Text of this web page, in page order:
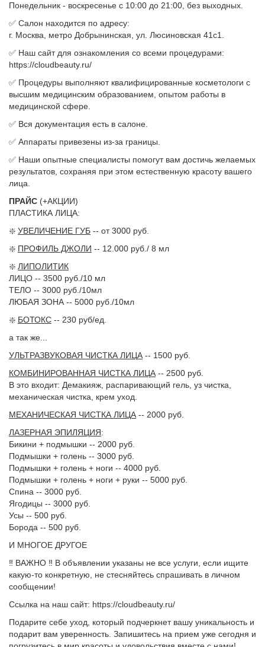
Понедельник - воскресенье с 10:00 до 21:00, без выходных.
✅ Салон находится по адресу:
г. Москва, метро Добрынинская, ул. Люсиновская 41с1.
✅ Наш сайт для ознакомления со всеми процедурами:
https://cloudbeauty.ru/
✅ Процедуры выполняют квалифицированные косметологи с
высшим медицинским образованием, опытом работы в
медицинской сфере.
✅ Вся документация есть в салоне.
✅ Аппараты привезены из-за границы.
✅ Наши опытные специалисты помогут вам достичь желаемых
результатов, сохраняя при этом естественную красоту вашего
лица.
ПРАЙС (+АКЦИИ)
ПЛАСТИКА ЛИЦА:
❇️ УВЕЛИЧЕНИЕ ГУБ -- от 3000 руб.
❇️ ПРОФИЛЬ ДЖОЛИ -- 12.000 руб./ 8 мл
❇️ ЛИПОЛИТИК
ЛИЦО -- 3500 руб./10 мл
ТЕЛО -- 3000 руб./10мл
ЛЮБАЯ ЗОНА -- 5000 руб./10мл
❇️ БОТОКС -- 230 руб/ед.
а так же...
УЛЬТРАЗВУКОВАЯ ЧИСТКА ЛИЦА -- 1500 руб.
КОМБИНИРОВАННАЯ ЧИСТКА ЛИЦА -- 2500 руб.
В это входит: Демакияж, распаривающий гель, уз чистка,
механическая чистка, крем уход.
МЕХАНИЧЕСКАЯ ЧИСТКА ЛИЦА -- 2000 руб.
ЛАЗЕРНАЯ ЭПИЛЯЦИЯ:
Бикини + подмышки -- 2000 руб.
Подмышки + голень -- 3000 руб.
Подмышки + голень + ноги -- 4000 руб.
Подмышки + голень + ноги + руки -- 5000 руб.
Спина -- 3000 руб.
Ягодицы -- 3000 руб.
Усы -- 500 руб.
Борода -- 500 руб.
И МНОГОЕ ДРУГОЕ
‼️ ВАЖНО ‼️ В объявлении указаны не все услуги, если ищите
какую-то конкретную, не стесняйтесь спрашивать в личном
сообщении!
Ссылка на наш сайт: https://cloudbeauty.ru/
Подарите себе уход, который подчеркнет вашу уникальность и
подарит вам уверенность. Запишитесь на прием уже сегодня и